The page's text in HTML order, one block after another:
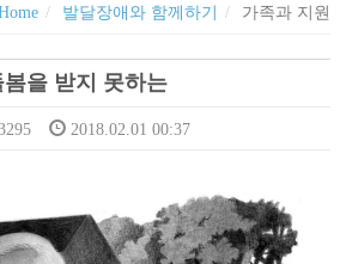
발달장애와 함께하기 가족과 지원
을 받지 못하는
2018.02.01 00:37